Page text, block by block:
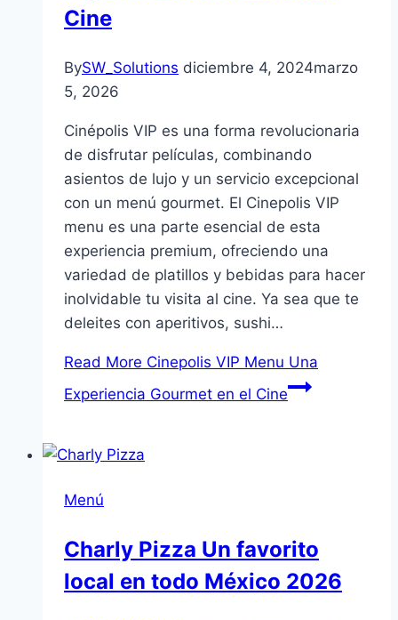
Cine
BySW_Solutions diciembre 4, 2024marzo
5, 2026
Cinépolis VIP es una forma revolucionaria
de disfrutar películas, combinando
asientos de lujo y un servicio excepcional
con un menú gourmet. El Cinepolis VIP
menu es una parte esencial de esta
experiencia premium, ofreciendo una
variedad de platillos y bebidas para hacer
inolvidable tu visita al cine. Ya sea que te
deleites con aperitivos, sushi…
Read More Cinepolis VIP Menu Una
Experiencia Gourmet en el Cine
Menú
Charly Pizza Un favorito
local en todo México 2026